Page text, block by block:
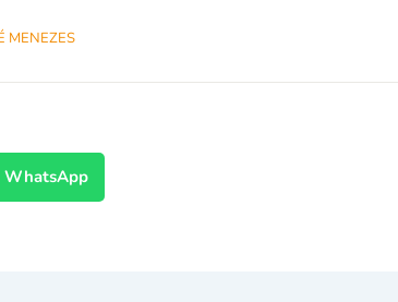
MENEZES
WhatsApp